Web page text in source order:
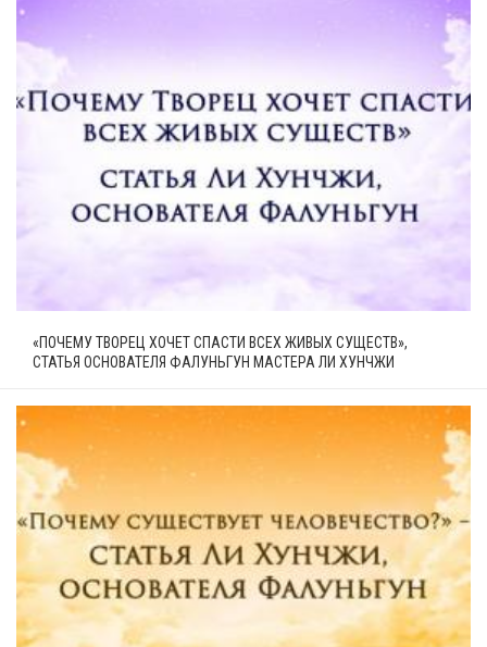
«ПОЧЕМУ ТВОРЕЦ ХОЧЕТ СПАСТИ ВСЕХ ЖИВЫХ СУЩЕСТВ»,
СТАТЬЯ ОСНОВАТЕЛЯ ФАЛУНЬГУН МАСТЕРА ЛИ ХУНЧЖИ